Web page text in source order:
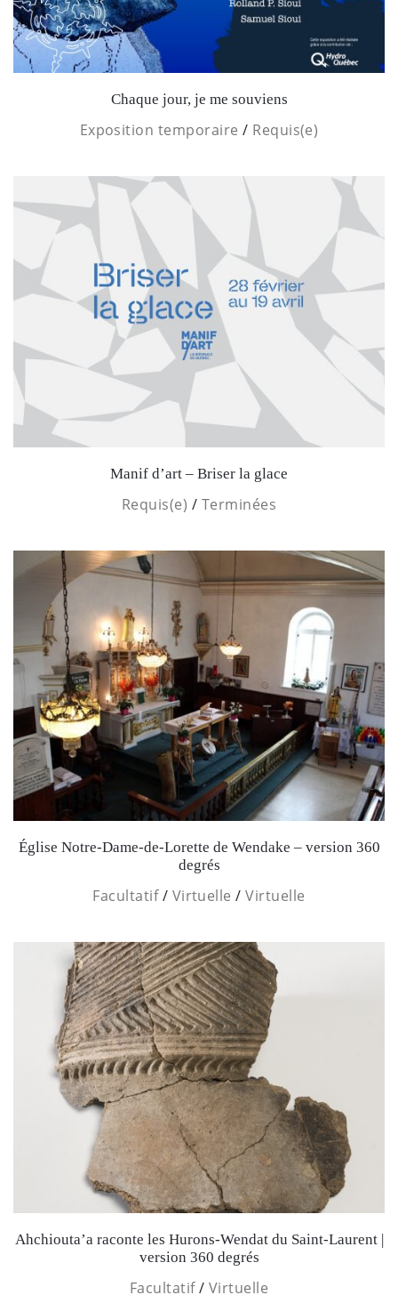
Chaque jour, je me souviens
Exposition temporaire / Requis(e)
Manif d’art – Briser la glace
Requis(e) / Terminées
Église Notre-Dame-de-Lorette de Wendake – version 360
degrés
Facultatif/ Virtuelle /Virtuelle
Ahchiouta’a raconte les Hurons-Wendat du Saint-Laurent |
version 360 degrés
Facultatif/ Virtuelle